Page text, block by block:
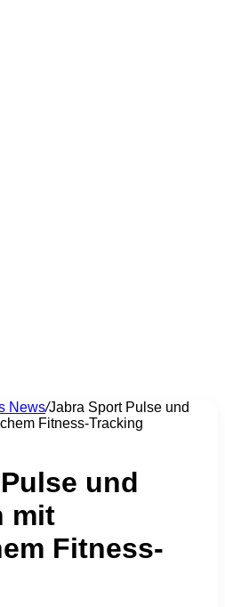
News/Jabra Sport Pulse und
Fitness-Tracking
und
mit
Fitness-